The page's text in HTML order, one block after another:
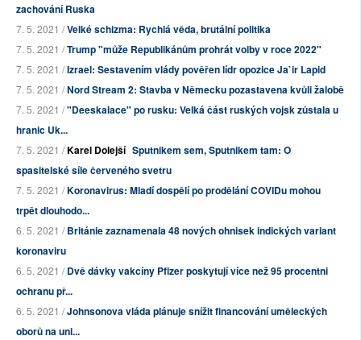
zachování Ruska
7. 5. 2021 /Velké schizma: Rychlá věda, brutální politika
7. 5. 2021 /Trump "může Republikánům prohrát volby v roce 2022"
7. 5. 2021 /Izrael: Sestavením vlády pověřen lídr opozice Ja`ir Lapid
7. 5. 2021 /Nord Stream 2: Stavba v Německu pozastavena kvůli žalobě
7. 5. 2021 /"Deeskalace" po rusku: Velká část ruských vojsk zůstala u
hranic Uk...
7. 5. 2021 /Karel Dolejší Sputnikem sem, Sputnikem tam: O
spasitelské síle červeného svetru
7. 5. 2021 /Koronavirus: Mladí dospělí po prodělání COVIDu mohou
trpět dlouhodo...
6. 5. 2021 /Británie zaznamenala 48 nových ohnisek indických variant
koronaviru
6. 5. 2021 /Dvě dávky vakcíny Pfizer poskytují více než 95 procentni
ochranu př...
6. 5. 2021 /Johnsonova vláda plánuje snížit financování uměleckých
oborů na uni...